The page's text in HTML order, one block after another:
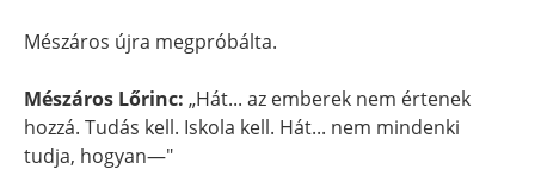
Mészáros újra megpróbálta.
Mészáros Lőrinc: „Hát... az emberek nem értenek
hozzá. Tudás kell. Iskola kell. Hát... nem mindenki
tudja, hogyan—"